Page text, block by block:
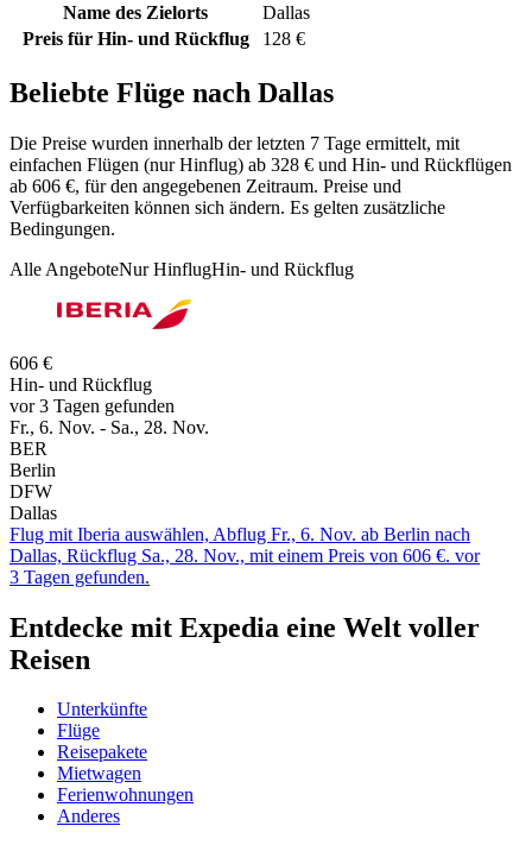
Name des Zielorts
Dallas
Preis für Hin- und Rückflug
128 €
Beliebte Flüge nach Dallas
Die Preise wurden innerhalb der letzten 7 Tage ermittelt, mit
einfachen Flügen (nur Hinflug) ab 328 € und Hin- und Rückflügen
ab 606 €, für den angegebenen Zeitraum. Preise und
Verfügbarkeiten können sich ändern. Es gelten zusätzliche
Bedingungen.
Alle AngeboteNur HinflugHin- und Rückflug
606 €
Hin- und Rückflug
vor 3 Tagen gefunden
Fr., 6. Nov. - Sa., 28. Nov.
BER
Berlin
DFW
Dallas
Flug mit Iberia auswählen, Abflug Fr., 6. Nov. ab Berlin nach
Dallas, Rückflug Sa., 28. Nov., mit einem Preis von 606 €. vor
3 Tagen gefunden.
Entdecke mit Expedia eine Welt voller
Reisen
Unterkünfte
Flüge
Reisepakete
Mietwagen
Ferienwohnungen
Anderes